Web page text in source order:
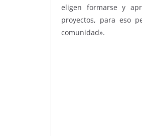
eligen formarse y
proyectos, para eso
comunidad».